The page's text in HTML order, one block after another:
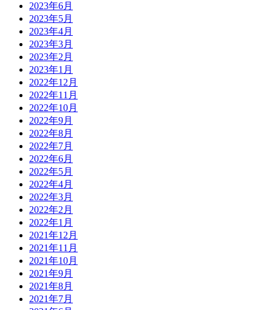
2023年6月
2023年5月
2023年4月
2023年3月
2023年2月
2023年1月
2022年12月
2022年11月
2022年10月
2022年9月
2022年8月
2022年7月
2022年6月
2022年5月
2022年4月
2022年3月
2022年2月
2022年1月
2021年12月
2021年11月
2021年10月
2021年9月
2021年8月
2021年7月